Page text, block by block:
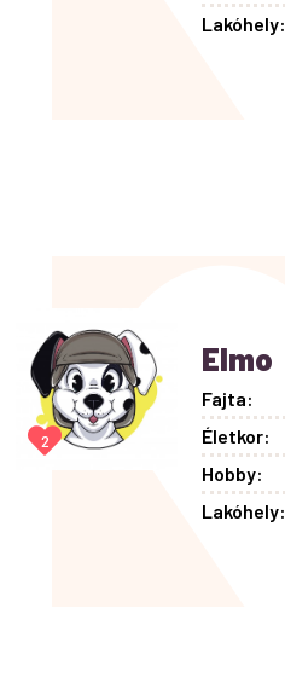
Lakóhely:
2
Elmo
Fajta:
Életkor:
Hobby:
Lakóhely: